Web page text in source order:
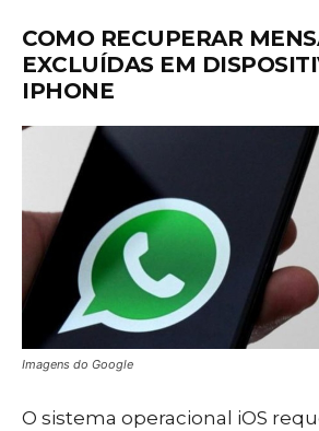
COMO RECUPERAR
EXCLUÍDAS EM
IPHONE
Imagens do Google
O sistema operacional iOS